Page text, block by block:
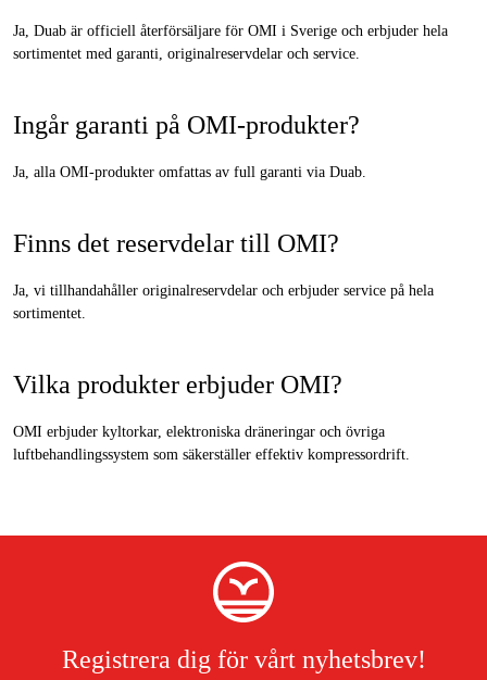
Ja, Duab är officiell återförsäljare för OMI i Sverige och erbjuder hela
sortimentet med garanti, originalreservdelar och service.
Ingår garanti på OMI-produkter?
Ja, alla OMI-produkter omfattas av full garanti via Duab.
Finns det reservdelar till OMI?
Ja, vi tillhandahåller originalreservdelar och erbjuder service på hela
sortimentet.
Vilka produkter erbjuder OMI?
OMI erbjuder kyltorkar, elektroniska dräneringar och övriga
luftbehandlingssystem som säkerställer effektiv kompressordrift.
Registrera dig för vårt nyhetsbrev!